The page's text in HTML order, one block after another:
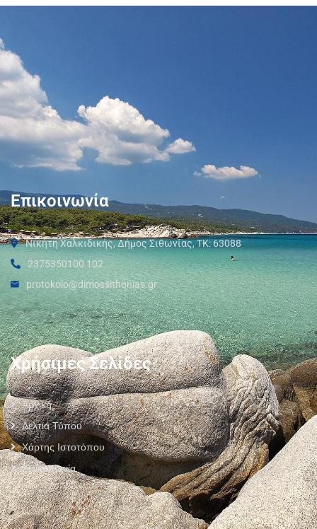
Επικοινωνία
Νικήτη Χαλκιδικής, Δήμος Σιθωνίας, ΤΚ: 63088
2375350100 102
protokolo@dimossithonias.gr
Χρήσιμες Σελίδες
Αρχική
Δελτία Τύπου
Χάρτης Ιστοτόπου
Επικοινωνία